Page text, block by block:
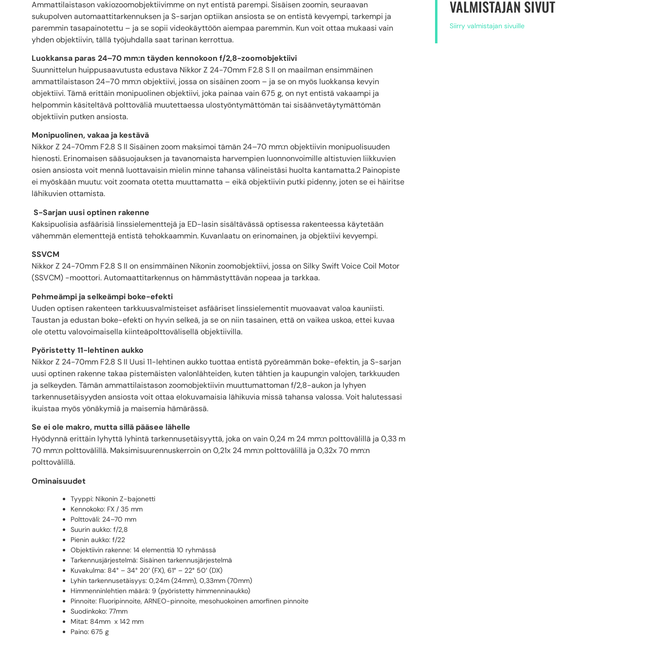
Ammattilaistason vakiozoomobjektiivimme on nyt entistä parempi. Sisäisen zoomin, seuraavan
sukupolven automaattitarkennuksen ja S-sarjan optiikan ansiosta se on entistä kevyempi, tarkempi ja
paremmin tasapainotettu – ja se sopii videokäyttöön aiempaa paremmin. Kun voit ottaa mukaasi vain
yhden objektiivin, tällä työjuhdalla saat tarinan kerrottua.
Luokkansa paras 24–70 mm:n täyden kennokoon f/2,8-zoomobjektiivi
Suunnittelun huippusaavutusta edustava Nikkor Z 24-70mm F2.8 S II on maailman ensimmäinen
ammattilaistason 24–70 mm:n objektiivi, jossa on sisäinen zoom – ja se on myös luokkansa kevyin
objektiivi. Tämä erittäin monipuolinen objektiivi, joka painaa vain 675 g, on nyt entistä vakaampi ja
helpommin käsiteltävä polttoväliä muutettaessa ulostyöntymättömän tai sisäänvetäytymättömän
objektiivin putken ansiosta.
Monipuolinen, vakaa ja kestävä
Nikkor Z 24-70mm F2.8 S II Sisäinen zoom maksimoi tämän 24–70 mm:n objektiivin monipuolisuuden
hienosti. Erinomaisen sääsuojauksen ja tavanomaista harvempien luonnonvoimille altistuvien liikkuvien
osien ansiosta voit mennä luottavaisin mielin minne tahansa välineistäsi huolta kantamatta.2 Painopiste
ei myöskään muutu: voit zoomata otetta muuttamatta – eikä objektiivin putki pidenny, joten se ei häiritse
lähikuvien ottamista.
S-Sarjan uusi optinen rakenne
Kaksipuolisia asfäärisiä linssielementtejä ja ED-lasin sisältävässä optisessa rakenteessa käytetään
vähemmän elementtejä entistä tehokkaammin. Kuvanlaatu on erinomainen, ja objektiivi kevyempi.
SSVCM
Nikkor Z 24-70mm F2.8 S II on ensimmäinen Nikonin zoomobjektiivi, jossa on Silky Swift Voice Coil Motor
(SSVCM) -moottori. Automaattitarkennus on hämmästyttävän nopeaa ja tarkkaa.
Pehmeämpi ja selkeämpi boke-efekti
Uuden optisen rakenteen tarkkuusvalmisteiset asfääriset linssielementit muovaavat valoa kauniisti.
Taustan ja edustan boke-efekti on hyvin selkeä, ja se on niin tasainen, että on vaikea uskoa, ettei kuvaa
ole otettu valovoimaisella kiinteäpolttovälisellä objektiivilla.
Pyöristetty 11-lehtinen aukko
Nikkor Z 24-70mm F2.8 S II Uusi 11-lehtinen aukko tuottaa entistä pyöreämmän boke-efektin, ja S-sarjan
uusi optinen rakenne takaa pistemäisten valonlähteiden, kuten tähtien ja kaupungin valojen, tarkkuuden
ja selkeyden. Tämän ammattilaistason zoomobjektiivin muuttumattoman f/2,8-aukon ja lyhyen
tarkennusetäisyyden ansiosta voit ottaa elokuvamaisia lähikuvia missä tahansa valossa. Voit halutessasi
ikuistaa myös yönäkymiä ja maisemia hämärässä.
Se ei ole makro, mutta sillä pääsee lähelle
Hyödynnä erittäin lyhyttä lyhintä tarkennusetäisyyttä, joka on vain 0,24 m 24 mm:n polttovälillä ja 0,33 m
70 mm:n polttovälillä. Maksimisuurennuskerroin on 0,21x 24 mm:n polttovälillä ja 0,32x 70 mm:n
polttovälillä.
Ominaisuudet
Tyyppi: Nikonin Z-bajonetti
Kennokoko: FX / 35 mm
Polttoväli: 24–70 mm
Suurin aukko: f/2,8
Pienin aukko: f/22
Objektiivin rakenne: 14 elementtiä 10 ryhmässä
Tarkennusjärjestelmä: Sisäinen tarkennusjärjestelmä
Kuvakulma: 84° – 34° 20′ (FX), 61° – 22° 50′ (DX)
Lyhin tarkennusetäisyys: 0,24m (24mm), 0,33mm (70mm)
Himmenninlehtien määrä: 9 (pyöristetty himmenninaukko)
Pinnoite: Fluoripinnoite, ARNEO-pinnoite, mesohuokoinen amorfinen pinnoite
Suodinkoko: 77mm
Mitat: 84mm x 142 mm
Paino: 675 g
VALMISTAJAN SIVUT
Siirry valmistajan sivuille